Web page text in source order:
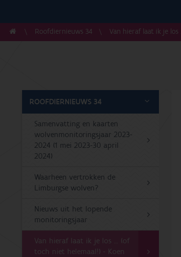
Roofdiernieuws 34 Van hieraf laat ik je los
ROOFDIERNIEUWS 34
Samenvatting en kaarten
wolvenmonitoringsjaar 2023-
2024 (1 mei 2023-30 april
2024)
Waarheen vertrokken de
Limburgse wolven?
Nieuws uit het lopende
monitoringsjaar
Van hieraf laat ik je los … (of
toch niet helemaal!) - Koen